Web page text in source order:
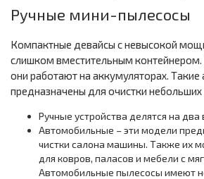
Ручные мини-пылесосы
Компактные девайсы с невысокой
слишком вместительным
они работают на аккумуляторах. Такие
предназначены для очистки
Ручные устройства делятся на два
Автомобильные – эти модели
чистки салона машины. Также их
для ковров, паласов и мебели с
Автомобильные пылесосы имеют